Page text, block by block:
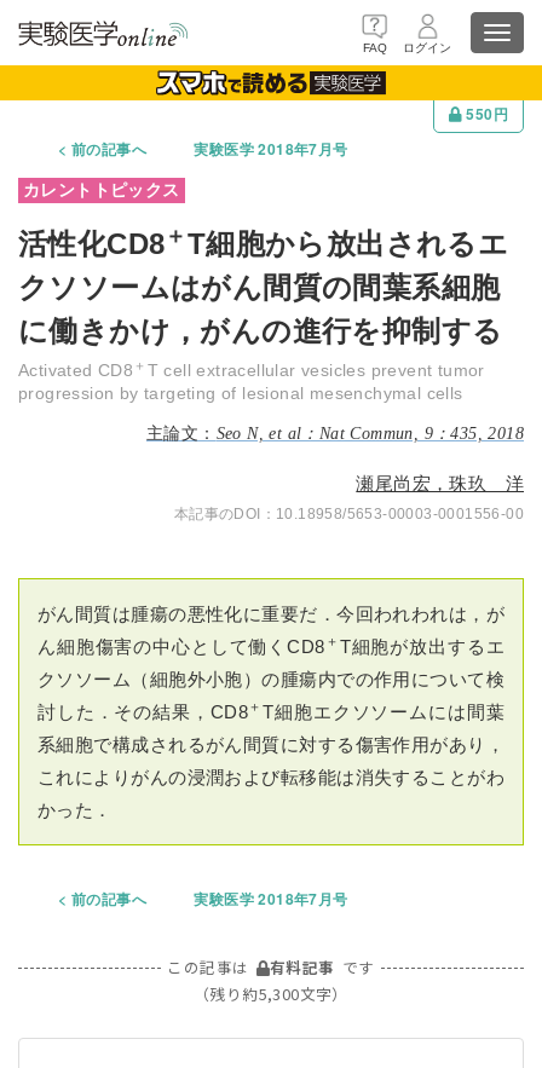
FAQ ログイン
550円
前の記事へ
実験医学 2018年7月号
活性化CD8 ＋ T細胞から放出されるエ
クソソームはがん間質の間葉系細胞
に働きかけ，がんの進行を抑制する
Activated CD8 ＋ T cell extracellular vesicles prevent tumor
progression by targeting of lesional mesenchymal cells
Seo N, et al：Nat Commun, 9：435, 2018
瀬尾尚宏，珠玖 洋
10.18958/5653-00003-0001556-00
がん間質は腫瘍の悪性化に重要だ．今回われわれは，が
ん細胞傷害の中心として働くCD8 ＋ T細胞が放出するエ
クソソーム（細胞外小胞）の腫瘍内での作用について検
討した．その結果，CD8＋T細胞エクソソームには間葉
系細胞で構成されるがん間質に対する傷害作用があり，
これによりがんの浸潤および転移能は消失することがわ
かった．
前の記事へ 実験医学 2018年7月号
この記事は 有料記事 です
（残り約5,300文字）